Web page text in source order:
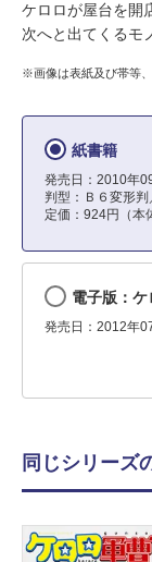
ケロロが屋台を開
次へと出てくるモ
※画像は表紙及び帯等
紙書籍
発売日：2010年
判型：Ｂ６変形
定価：924円（本
電子版：
発売日：2012年
同じシリーズ